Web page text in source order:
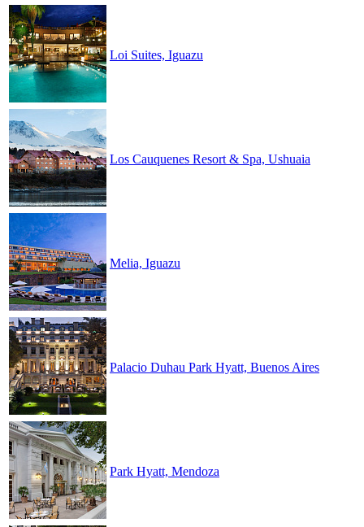
Loi Suites, Iguazu
Los Cauquenes Resort & Spa, Ushuaia
Melia, Iguazu
Palacio Duhau Park Hyatt, Buenos Aires
Park Hyatt, Mendoza